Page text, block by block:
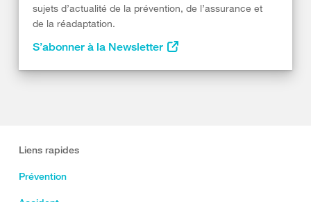
sujets d’actualité de la prévention, de l’assurance et
de la réadaptation.
S’abonner à la Newsletter
Liens rapides
Prévention